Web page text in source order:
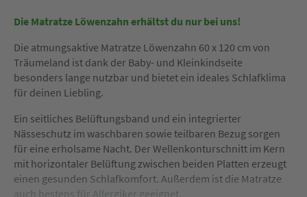
Die Matratze Löwenzahn erhältst du nur bei uns!
Die atmungsaktive Matratze Löwenzahn 60 x 120 cm von
Träumeland ist dank der Baby- und Kleinkindseite
besonders lange nutzbar und bietet ein ideales Schlafklima
für deinen Liebling.
Ein seitliches Belüftungsband und ein integrierter
Nässeschutz im waschbaren sowie teilbaren Bezug sorgen
für eine erholsame Nacht. Der Wellenkonturschnitt im Kern
mit horizontaler Belüftung zwischen beiden Platten erzeugt
einen gesunden Schlafkomfort. Außerdem ist die Matratze
auch bestens für Allergiker geeignet.